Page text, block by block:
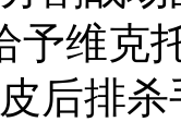
予维克
后排